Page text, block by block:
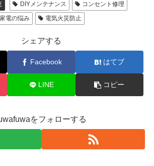
DIYメンテナンス
コンセント修理
家電の悩み 電気火災防止
シェアする
Facebook はてブ
LINE コピー
をフォローする